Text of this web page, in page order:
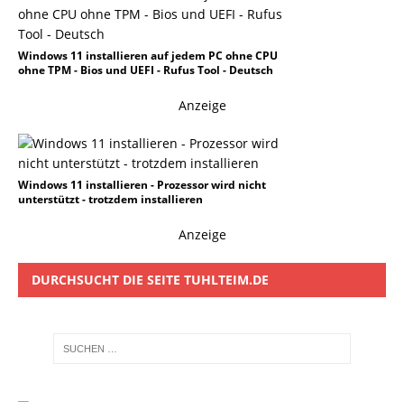
Windows 11 installieren auf jedem PC ohne CPU
ohne TPM - Bios und UEFI - Rufus Tool - Deutsch
Anzeige
Windows 11 installieren - Prozessor wird nicht
unterstützt - trotzdem installieren
Anzeige
DURCHSUCHT DIE SEITE TUHLTEIM.DE